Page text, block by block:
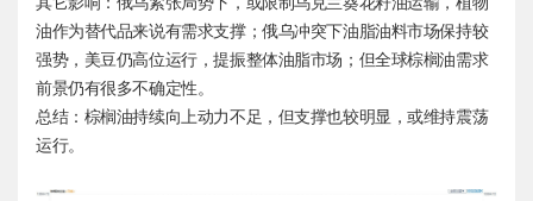
油作为替代品来说有需求支撑；俄乌冲突下油脂油料市场保持较
强势，美豆仍高位运行，提振整体油脂市场；但全球棕榈油需求
前景仍有很多不确定性。
总结：棕榈油持续向上动力不足，但支撑也较明显，或维持震荡
运行。